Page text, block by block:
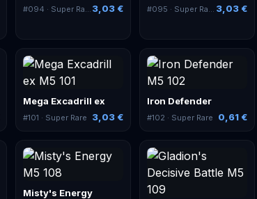
#094 · Super Rare 3,03 € #095 · Super Rare 3,03 €
Mega Excadrill ex
#101 · Super Rare 3,03 €
Iron Defender
#102 · Super Rare 0,61 €
Misty's Energy